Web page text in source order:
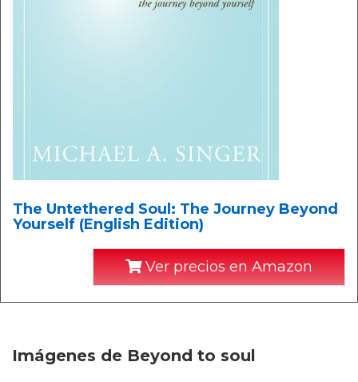
The Untethered Soul: The Journey Beyond
Yourself (English Edition)
Ver precios en Amazon
Imágenes de Beyond to soul